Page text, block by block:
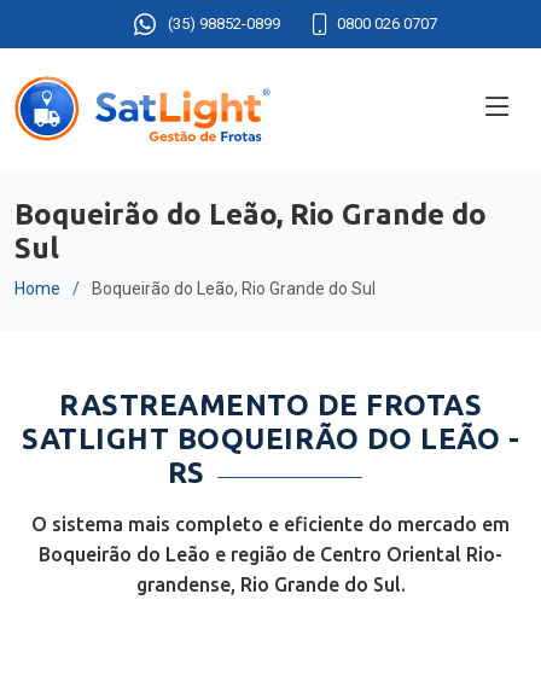
(35) 98852-0899 0800 026 0707
Boqueirão do Leão, Rio Grande do
Sul
Home Boqueirão do Leão, Rio Grande do Sul
RASTREAMENTO DE FROTAS
SATLIGHT BOQUEIRÃO DO LEÃO -
RS
O sistema mais completo e eficiente do mercado em
Boqueirão do Leão e região de Centro Oriental Rio-
grandense, Rio Grande do Sul.